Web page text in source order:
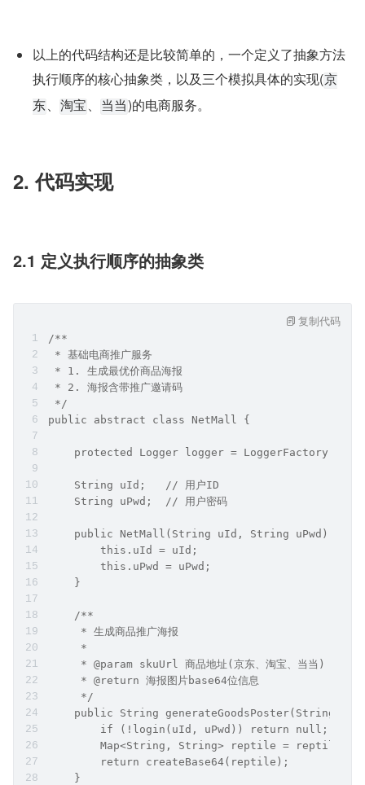
以上的代码结构还是比较简单的，一个定义了抽象方法
执行顺序的核心抽象类，以及三个模拟具体的实现(京
东 、 淘宝、 当当)的电商服务。
2. 代码实现
2.1 定义执行顺序的抽象类
/**
* 基础电商推广服务
* 1. 生成最优价商品海报
* 2. 海报含带推广邀请码
*/
public abstract class NetMall {
protected Logger logger =
    String uId;   // 用户ID
    String uPwd;  // 用户密码
    public NetMall(String uId, String uPwd) {
        this.uId = uId;
        this.uPwd = uPwd;
    }
    /**
     * 生成商品推广海报
     *
     * @param skuUrl 商品地址(京东、淘宝、当当)
     * @return 海报图片base64位信息
     */
public String generateGoodsPoster(String
if (!login(uId, uPwd)) return null;
Map<String, String> reptile =
return createBase64(reptile);
    }
复制代码